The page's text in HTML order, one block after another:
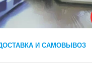
И САМОВЫВОЗ